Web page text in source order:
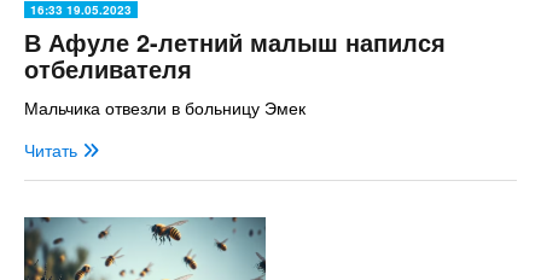
16:33 19.05.2023
В Афуле 2-летний малыш напился
отбеливателя
Мальчика отвезли в больницу Эмек
Читать